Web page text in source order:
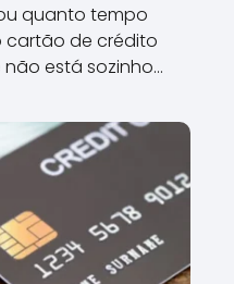
quanto tempo
cartão de crédito
não está sozinho…